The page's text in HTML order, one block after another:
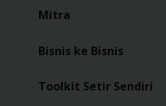
Mitra
Bisnis ke Bisnis
Toolkit Setir Sendiri